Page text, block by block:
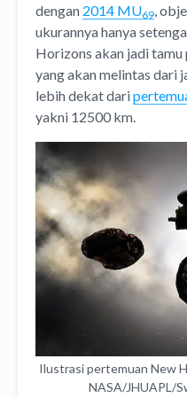
dengan 2014 MU69,
ukurannya hanya
Horizons akan jadi
yang akan melintas dari
lebih dekat dari
yakni 12500 km.
Ilustrasi pertemuan New
NASA/JHUAPL/